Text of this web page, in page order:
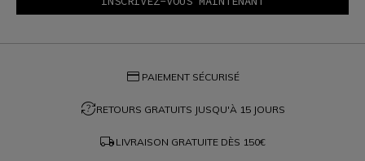
credit_card PAIEMENT SÉCURISÉ
question_exchangeRETOURS GRATUITS JUSQU'À 15 JOURS
local_shipping LIVRAISON GRATUITE DÈS 150€